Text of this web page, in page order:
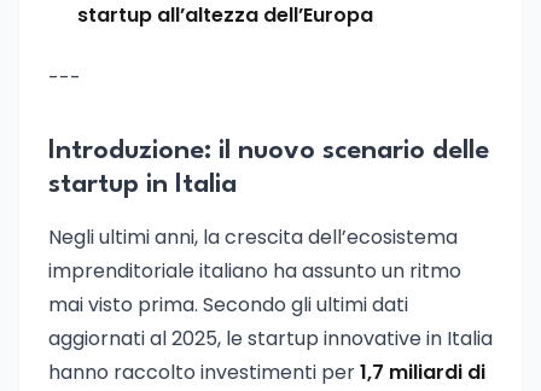
startup all’altezza dell’Europa
---
Introduzione: il nuovo scenario delle
startup in Italia
Negli ultimi anni, la crescita dell’ecosistema
imprenditoriale italiano ha assunto un ritmo
mai visto prima. Secondo gli ultimi dati
aggiornati al 2025, le startup innovative in Italia
hanno raccolto investimenti per1,7 miliardi di